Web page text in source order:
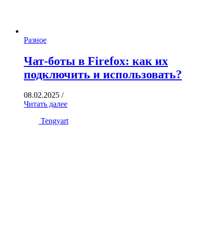
Разное
Чат-боты в Firefox: как их
подключить и использовать?
08.02.2025 /
Читать далее
Tengyart